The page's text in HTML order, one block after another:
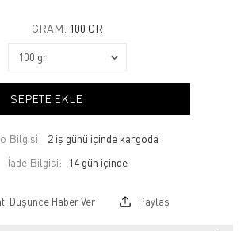
GRAM: 100 GR
SEPETE EKLE
Bilgisi: 2 iş günü içinde kargoda
İade Bilgisi:
Düşünce Haber Ver Paylaş